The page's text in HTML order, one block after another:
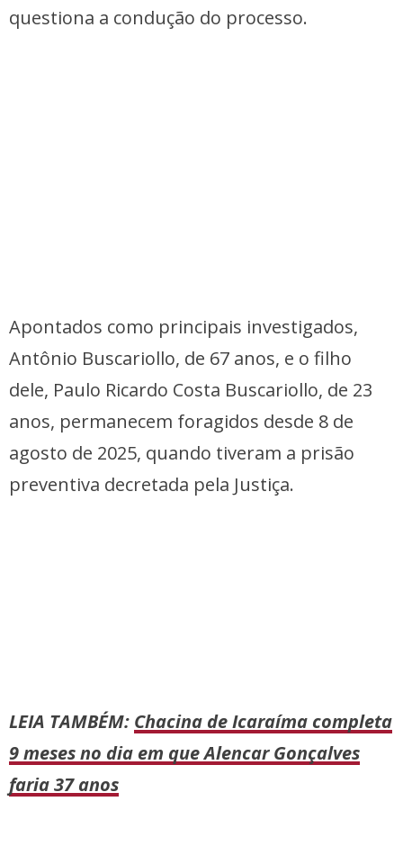
questiona a condução do processo.
Apontados como principais investigados,
Antônio Buscariollo, de 67 anos, e o filho
dele, Paulo Ricardo Costa Buscariollo, de 23
anos, permanecem foragidos desde 8 de
agosto de 2025, quando tiveram a prisão
preventiva decretada pela Justiça.
LEIA TAMBÉM: Chacina de Icaraíma completa
9 meses no dia em que Alencar Gonçalves
faria 37 anos